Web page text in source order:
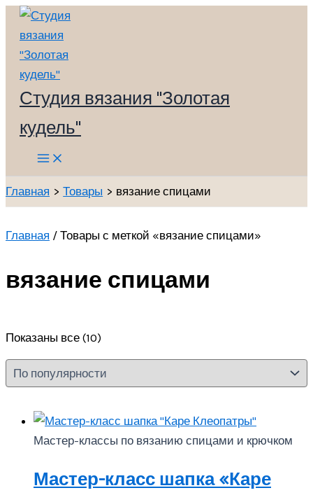
Перейти
содержимому
Студия вязания "Золотая
кудель"
Main
Menu
Главная Товары вязание спицами
Главная / Товары с меткой «вязание спицами»
вязание спицами
Показаны все (10)
по
популярности
Мастер-классы по вязанию спицами и крючком
Мастер-класс шапка «Каре